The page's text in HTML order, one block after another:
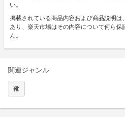
い。
掲載されている商品内容および商品説明
あり、楽天市場はその内容について何ら
ん。
関連ジャンル
靴